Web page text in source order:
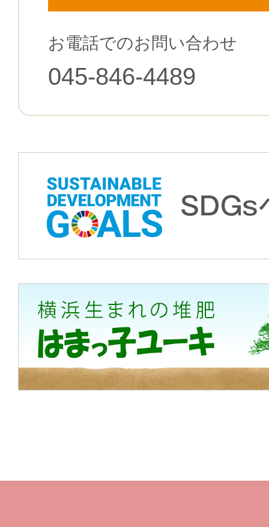
お電話でのお問い合わせ
045-846-4489